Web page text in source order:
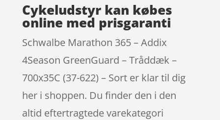
Cykeludstyr kan købes
online med prisgaranti
Schwalbe Marathon 365 – Addix
4Season GreenGuard – Tråddæk –
700x35C (37-622) – Sort er klar til dig
her i shoppen. Du finder den i den
altid eftertragtede varekategori